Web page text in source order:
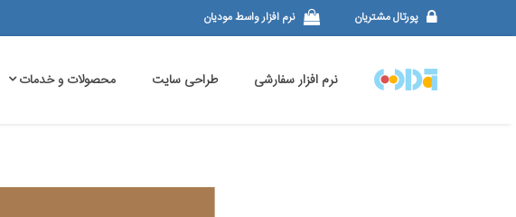
پورتال مشتریان نرم افزار واسط مودیان
نرم افزار سفارشی طراحی سایت محصولات و خدمات